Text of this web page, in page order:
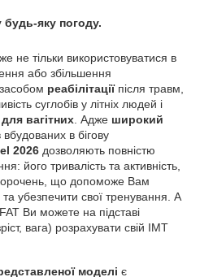
яку погоду.
не тільки використовуватися в
або збільшення
реабілітаціїпісля травм,
суглобів у літніх людей і
для вагітних . Адже широкий
вбудованих в бігову
2026 дозволяють повністю
його тривалість та активність,
що допоможе Вам
убезпечити свої тренування. А
Ви можете на підставі
вага) розрахувати свій ІМТ
моделі є